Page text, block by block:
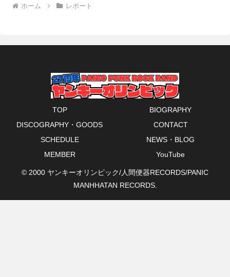
ホーム レポート
TOP
BIOGRAPHY
DISCOGRAPHY・GOODS
CONTACT
SCHEDULE
NEWS・BLOG
MEMBER
YouTube
© 2000 ヤンキーオリンピック/人間便器RECORDS/PANIC
MANHHATAN RECORDS.